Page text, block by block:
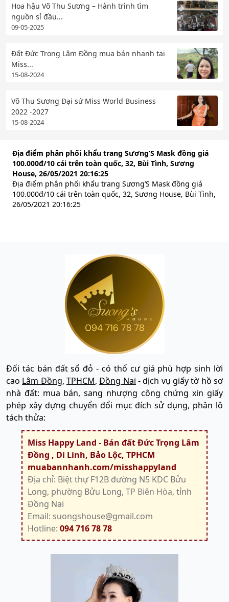
Hoa hậu Võ Thu Sương – Hành trình tìm
nguồn sỉ đầu...
09-05-2025
Đất Đức Trọng Lâm Đồng mua bán nhanh tại
Miss...
15-08-2024
Võ Thu Sương Đại sứ Miss World Business
2022 -2027
15-08-2024
Địa điểm phân phối khẩu trang Sương’S Mask đồng giá
100.000đ/10 cái trên toàn quốc, 32, Bùi Tình, Sương
House, 26/05/2021 20:16:25
Địa điểm phân phối khẩu trang Sương’S Mask đồng giá
100.000đ/10 cái trên toàn quốc, 32, Sương House, Bùi Tình,
26/05/2021 20:16:25
Đối tác bán đất sổ đỏ - có thổ cư giá phù hợp sinh lời
cao Lâm Đồng,TPHCM,Đồng Nai - dịch vụ giấy tờ hồ sơ
nhà đất: mua bán, sang nhượng công chứng xin giấy
phép xây dựng chuyển đổi mục đích sử dụng, phân lô
tách thửa:
Miss Happy Land - Bán đất Đức Trọng Lâm
Đồng , Di Linh, Bảo Lộc, TPHCM
muabannhanh.com/misshappyland
Địa chỉ: Biệt thự F12B đường N5 KDC Bửu
Long, phường Bửu Long, TP Biên Hòa, tỉnh
Đồng Nai
Email: suongshouse@gmail.com
Hotline: 094 716 78 78